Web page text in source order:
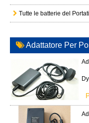
Tutte le batterie del
Adattatore Per